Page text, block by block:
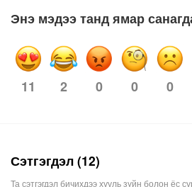
Энэ мэдээ танд ямар
11 2 0 0 0
Сэтгэгдэл (12)
Та сэтгэгдэл бичихдээ хууль зүйн болон ёс